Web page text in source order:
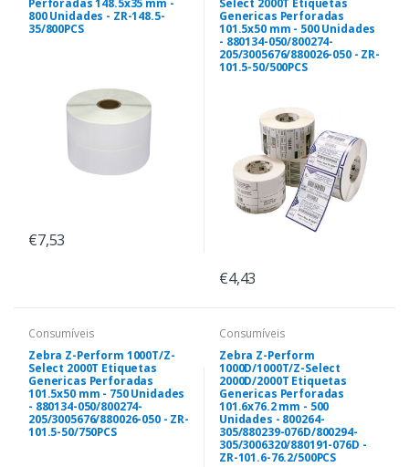
Perforadas 148.5x35 mm -
800 Unidades - ZR-148.5-
35/800PCS
€7,53
Select 2000T Etiquetas
Genericas Perforadas
101.5x50 mm - 500 Unidades
- 880134-050/800274-
205/3005676/880026-050 - ZR-
101.5-50/500PCS
€4,43
Consumíveis
Zebra Z-Perform 1000T/Z-
Select 2000T Etiquetas
Genericas Perforadas
101.5x50 mm - 750 Unidades
- 880134-050/800274-
205/3005676/880026-050 - ZR-
101.5-50/750PCS
Consumíveis
Zebra Z-Perform
1000D/1000T/Z-Select
2000D/2000T Etiquetas
Genericas Perforadas
101.6x76.2 mm - 500
Unidades - 800264-
305/880239-076D/800294-
305/3006320/880191-076D -
ZR-101.6-76.2/500PCS